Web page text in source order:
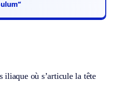
iliaque où s’articule la tête